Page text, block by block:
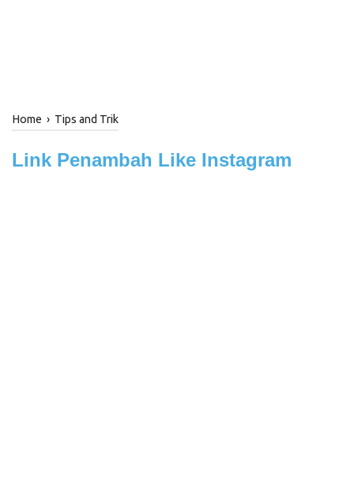
Home › Tips and Trik
Link Penambah Like Instagram